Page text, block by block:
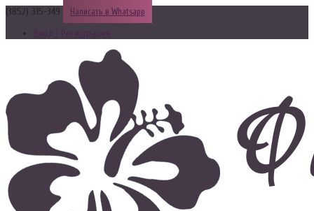
(3852) 315-349 Написать в Whatsapp
Вход | Регистрация